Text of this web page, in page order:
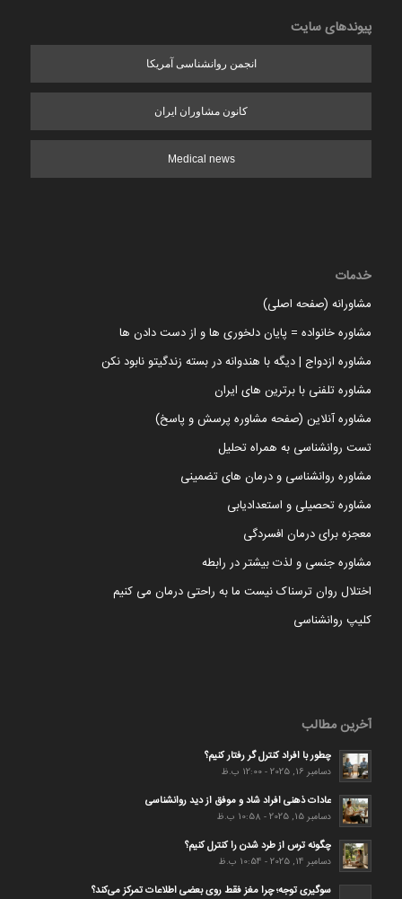
پیوندهای سایت
انجمن روانشناسی آمریکا
کانون مشاوران ایران
Medical news
خدمات
مشاورانه (صفحه اصلی)
مشاوره خانواده = پایان دلخوری ها و از دست دادن ها
مشاوره ازدواج | دیگه با هندوانه در بسته زندگیتو نابود نکن
مشاوره تلفنی با برترین های ایران
مشاوره آنلاین (صفحه مشاوره پرسش و پاسخ)
تست روانشناسی به همراه تحلیل
مشاوره روانشناسی و درمان های تضمینی
مشاوره تحصیلی و استعدادیابی
معجزه برای درمان افسردگی
مشاوره جنسی و لذت بیشتر در رابطه
اختلال روان ترسناک نیست ما به راحتی درمان می کنیم
کلیپ روانشناسی
آخرین مطالب
چطور با افراد کنترل گر رفتار کنیم؟
دسامبر 16, 2025 - 12:00 ب.ظ
عادات ذهنی افراد شاد و موفق از دید روانشناسی
دسامبر 15, 2025 - 10:58 ب.ظ
چگونه ترس از طرد شدن را کنترل کنیم؟
دسامبر 14, 2025 - 10:54 ب.ظ
سوگیری توجه؛ چرا مغز فقط روی بعضی اطلاعات تمرکز می‌کند؟